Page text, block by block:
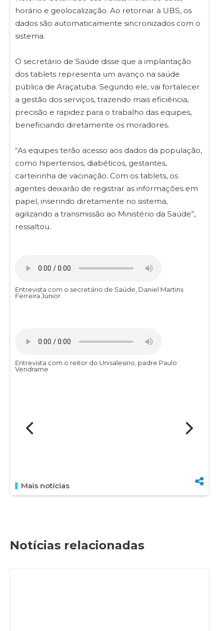
horário e geolocalização. Ao retornar à UBS, os
dados são automaticamente sincronizados com o
sistema.
O secretário de Saúde disse que a implantação
dos tablets representa um avanço na saúde
pública de Araçatuba. Segundo ele, vai fortalecer
a gestão dos serviços, trazendo mais eficiência,
precisão e rapidez para o trabalho das equipes,
beneficiando diretamente os moradores.
“As equipes terão acesso aos dados da população,
como hipertensos, diabéticos, gestantes,
carteirinha de vacinação. Com os tablets, os
agentes deixarão de registrar as informações em
papel, inserindo diretamente no sistema,
agilizando a transmissão ao Ministério da Saúde”,
ressaltou.
Entrevista com o secretário de Saúde, Daniel Martins
Ferreira Júnior
Entrevista com o reitor do Unisalesino, padre Paulo
Vendrame
Mais notícias
Notícias relacionadas